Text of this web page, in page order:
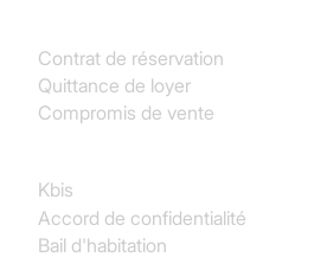
Contrat de réservation
Quittance de loyer
Compromis de vente
Kbis
Accord de confidentialité
Bail d'habitation